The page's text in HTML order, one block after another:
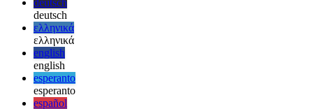
afrikaans
afrikaans
العربية
العربية
deutsch
deutsch
ελληνικά
ελληνικά